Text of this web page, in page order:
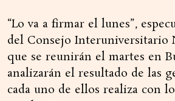
“Lo va a firmar el lunes”,
del Consejo Interuniversitario
que se reunirán el martes en
analizarán el resultado de las
cada uno de ellos realiza con